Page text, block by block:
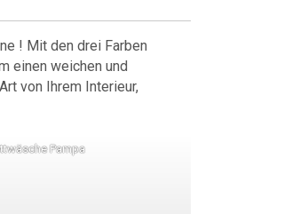
! Mit den drei Farben
einen weichen und
von Ihrem Interieur,
Pampa